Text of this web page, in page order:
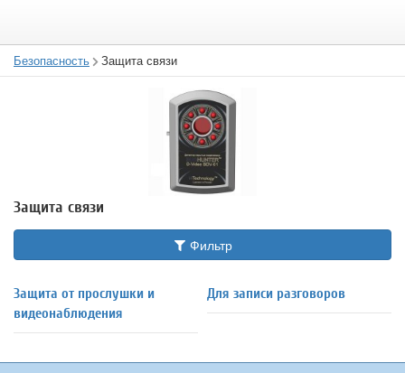
Безопасность Защита связи
Защита связи
Фильтр
Защита от прослушки и
видеонаблюдения
Для записи разговоров